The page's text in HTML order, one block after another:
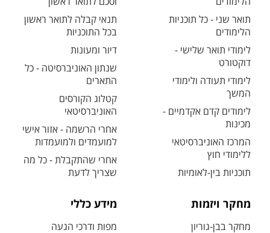
תואר שני - כל תוכניות
הלימודים
לימודי תואר שלישי -
דוקטורט
לימודי תעודה ולימודי
המשך
לימודים קדם אקדמיים -
מכינות
המרכז האוניברסיטאי
ללימודי חוץ
תוכניות בין-לאומיות
תנאי קבלה לתואר ראשון
בכל התוכניות
דיור ומעונות
שנתון האוניברסיטה - כל
התארים
קטלוג הקורסים
האוניברסיטאי
אחרי הרשמה - אזור אישי
למועמדים ולמועמדות
אחרי שהתקבלת - כל מה
שצריך לדעת
מחקר ויזמות
מחקר בבן-גוריון
מידע כללי
מפות ודרכי הגעה